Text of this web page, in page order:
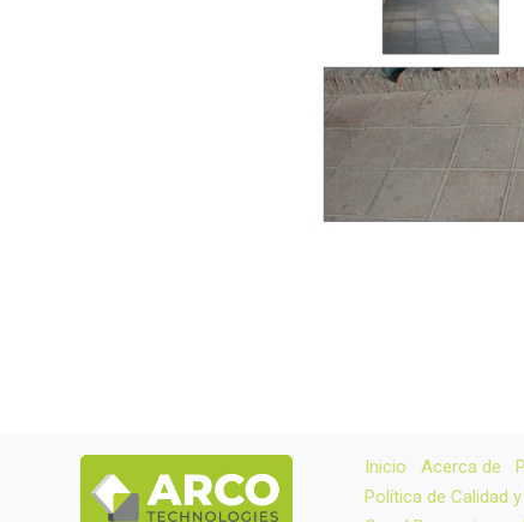
Inicio Acerca de
Política de Calidad